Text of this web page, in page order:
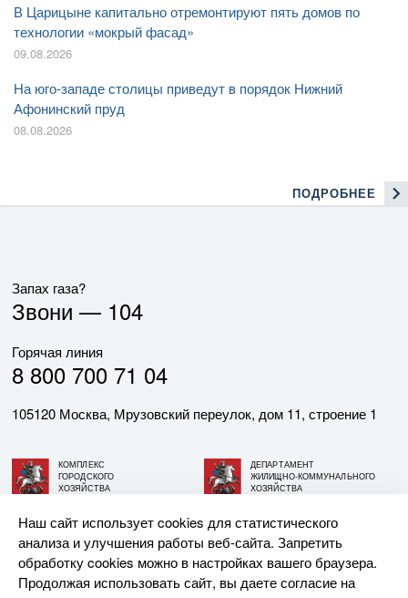
В Царицыне капитально отремонтируют пять домов по
технологии «мокрый фасад»
09.08.2026
На юго-западе столицы приведут в порядок Нижний
Афонинский пруд
08.08.2026
ПОДРОБНЕЕ
Запах газа?
Звони — 104
Горячая линия
8 800 700 71 04
105120 Москва, Мрузовский переулок, дом 11, строение 1
КОМПЛЕКС
ГОРОДСКОГО
ХОЗЯЙСТВА
ДЕПАРТАМЕНТ
ЖИЛИЩНО-КОММУНАЛЬНОГО
ХОЗЯЙСТВА
© АО «МОСГАЗ», 2026. При использовании материалов
ссылка на сайт обязательна.
Наш сайт использует cookies для статистического
анализа и улучшения работы веб-сайта. Запретить
обработку cookies можно в настройках вашего браузера.
Продолжая использовать сайт, вы даете согласие на